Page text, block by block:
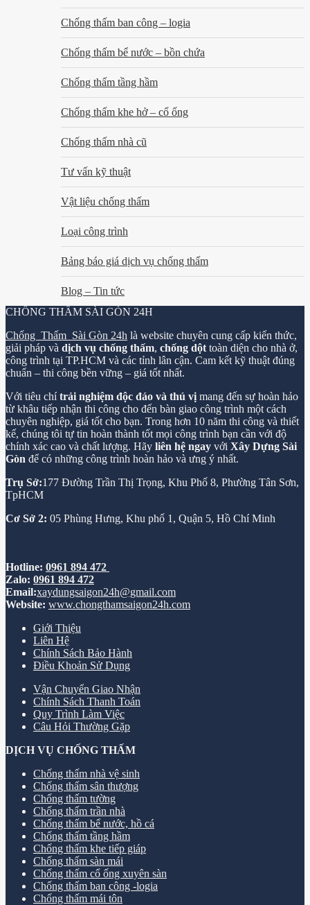
Chống thấm ban công – logia
Chống thấm bể nước – bồn chứa
Chống thấm tầng hầm
Chống thấm khe hở – cổ ống
Chống thấm nhà cũ
Tư vấn kỹ thuật
Vật liệu chống thấm
Loại công trình
Bảng báo giá dịch vụ chống thấm
Blog – Tin tức
CHỐNG THẤM SÀI GÒN 24H
Chống Thấm Sài Gòn 24h là website chuyên cung cấp kiến thức,
giải pháp và dịch vụ chống thấm, chống dột toàn diện cho nhà ở,
công trình tại TP.HCM và các tỉnh lân cận. Cam kết kỹ thuật đúng
chuẩn – thi công bền vững – giá tốt nhất.
Với tiêu chítrải nghiệm độc đáo và thú vị mang đến sự hoàn hảo
từ khâu tiếp nhận thi công cho đến bàn giao công trình một cách
chuyên nghiệp, giá tốt cho bạn. Trong hơn 10 năm thi công và thiết
kế, chúng tôi tự tin hoàn thành tốt mọi công trình bạn cần với độ
chính xác cao và chất lượng. Hãy liên hệ ngay với Xây Dựng Sài
Gòn để có những công trình hoàn hảo và ưng ý nhất.
Trụ Sở:177 Đường Trần Thị Trọng, Khu Phố 8, Phường Tân Sơn,
TpHCM
Cơ Sở 2: 05 Phùng Hưng, Khu phố 1, Quận 5, Hồ Chí Minh
Hotline: 0961 894 472
Zalo: 0961 894 472
Email:xaydungsaigon24h@gmail.com
Website: www.chongthamsaigon24h.com
Giới Thiệu
Liên Hệ
Chính Sách Bảo Hành
Điều Khoản Sử Dụng
Vận Chuyển Giao Nhận
Chính Sách Thanh Toán
Quy Trình Làm Việc
Câu Hỏi Thường Gặp
DỊCH VỤ CHỐNG THẤM
Chống thấm nhà vệ sinh
Chống thấm sân thượng
Chống thấm tường
Chống thấm trần nhà
Chống thấm bể nước, hồ cá
Chống thấm tầng hầm
Chống thấm khe tiếp giáp
Chống thấm sàn mái
Chống thấm cổ ống xuyên sàn
Chống thấm ban công -logia
Chống thấm mái tôn